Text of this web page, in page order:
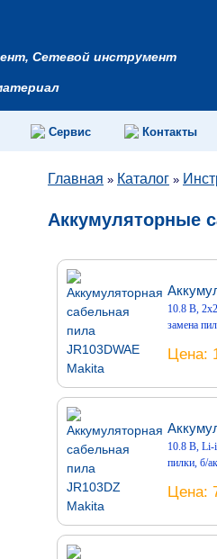
Сетевой инструмент
Сервис Контакты
Главная » Каталог »
Аккумуляторные
10.8 В,
замена
10.8 В, Li-
пилки, б/